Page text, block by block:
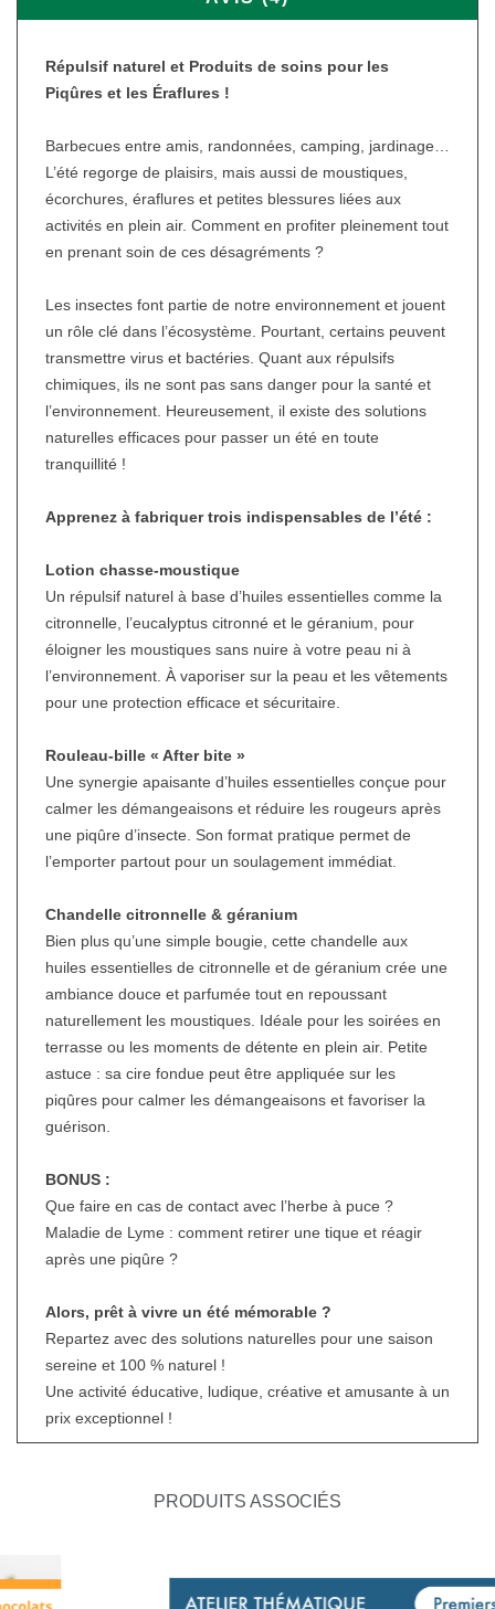
Répulsif naturel et Produits de soins pour les
Piqûres et les Éraflures !
Barbecues entre amis, randonnées, camping, jardinage…
L’été regorge de plaisirs, mais aussi de moustiques,
écorchures, éraflures et petites blessures liées aux
activités en plein air. Comment en profiter pleinement tout
en prenant soin de ces désagréments ?
Les insectes font partie de notre environnement et jouent
un rôle clé dans l’écosystème. Pourtant, certains peuvent
transmettre virus et bactéries. Quant aux répulsifs
chimiques, ils ne sont pas sans danger pour la santé et
l’environnement. Heureusement, il existe des solutions
naturelles efficaces pour passer un été en toute
tranquillité !
Apprenez à fabriquer trois indispensables de l’été :
Lotion chasse-moustique
Un répulsif naturel à base d’huiles essentielles comme la
citronnelle, l’eucalyptus citronné et le géranium, pour
éloigner les moustiques sans nuire à votre peau ni à
l’environnement. À vaporiser sur la peau et les vêtements
pour une protection efficace et sécuritaire.
Rouleau-bille « After bite »
Une synergie apaisante d’huiles essentielles conçue pour
calmer les démangeaisons et réduire les rougeurs après
une piqûre d’insecte. Son format pratique permet de
l’emporter partout pour un soulagement immédiat.
Chandelle citronnelle & géranium
Bien plus qu’une simple bougie, cette chandelle aux
huiles essentielles de citronnelle et de géranium crée une
ambiance douce et parfumée tout en repoussant
naturellement les moustiques. Idéale pour les soirées en
terrasse ou les moments de détente en plein air. Petite
astuce : sa cire fondue peut être appliquée sur les
piqûres pour calmer les démangeaisons et favoriser la
guérison.
BONUS :
Que faire en cas de contact avec l’herbe à puce ?
Maladie de Lyme : comment retirer une tique et réagir
après une piqûre ?
Alors, prêt à vivre un été mémorable ?
Repartez avec des solutions naturelles pour une saison
sereine et 100 % naturel !
Une activité éducative, ludique, créative et amusante à un
prix exceptionnel !
PRODUITS ASSOCIÉS